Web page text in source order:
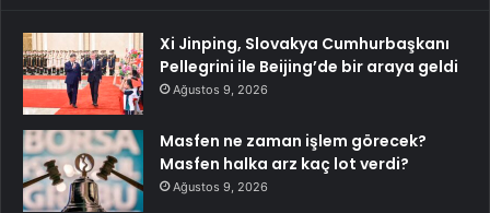
Xi Jinping, Slovakya Cumhurbaşkanı
Pellegrini ile Beijing’de bir araya geldi
Ağustos 9, 2026
Masfen ne zaman işlem görecek?
Masfen halka arz kaç lot verdi?
Ağustos 9, 2026